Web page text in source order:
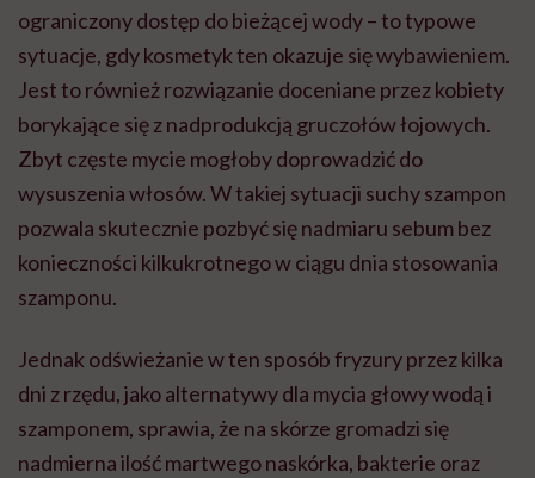
ograniczony dostęp do bieżącej wody – to typowe
sytuacje, gdy kosmetyk ten okazuje się wybawieniem.
Jest to również rozwiązanie doceniane przez kobiety
borykające się z nadprodukcją gruczołów łojowych.
Zbyt częste mycie mogłoby doprowadzić do
wysuszenia włosów. W takiej sytuacji suchy szampon
pozwala skutecznie pozbyć się nadmiaru sebum bez
konieczności kilkukrotnego w ciągu dnia stosowania
szamponu.
Jednak odświeżanie w ten sposób fryzury przez kilka
dni z rzędu, jako alternatywy dla mycia głowy wodą i
szamponem, sprawia, że na skórze gromadzi się
nadmierna ilość martwego naskórka, bakterie oraz